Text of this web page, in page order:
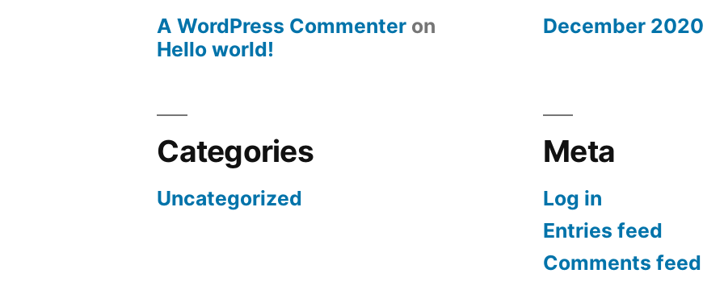
A WordPress Commenter on
Hello world!
December 2020
Categories
Uncategorized
Meta
Log in
Entries feed
Comments feed